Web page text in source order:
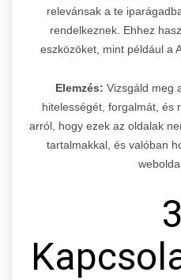
relevánsak a te
rendelkeznek. Ehhez
eszközöket, mint például a
Elemzés: Vizsgáld meg
hitelességét, forgalmát, és
arról, hogy ezek az oldalak
tartalmakkal, és valóban